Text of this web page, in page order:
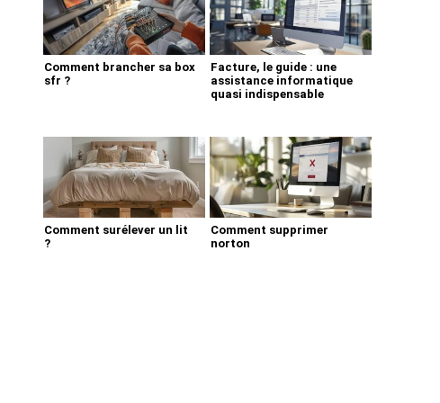
Comment brancher sa box
sfr ?
Facture, le guide : une
assistance informatique
quasi indispensable
Comment surélever un lit
?
Comment supprimer
norton